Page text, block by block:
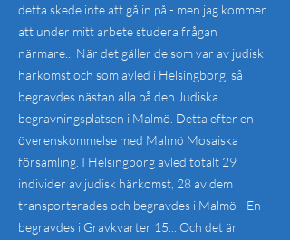
detta skede inte att gå in på - men jag kommer
att under mitt arbete studera frågan
närmare... När det gäller de som var av judisk
härkomst och som avled i Helsingborg, så
begravdes nästan alla på den Judiska
begravningsplatsen i Malmö. Detta efter en
överenskommelse med Malmö Mosaiska
församling. I Helsingborg avled totalt 29
individer av judisk härkomst, 28 av dem
transporterades och begravdes i Malmö - En
begravdes i Gravkvarter 15... Och det är